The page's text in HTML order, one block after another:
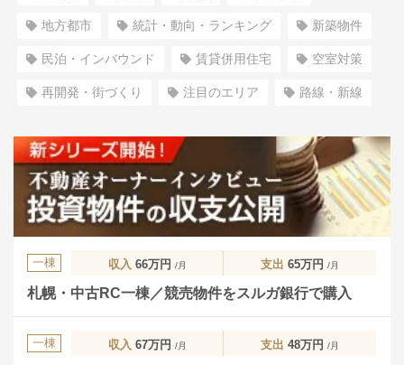
地方都市 統計・動向・ランキング 新築物件
民泊・インバウンド 賃貸併用住宅 空室対策
再開発・街づくり 注目のエリア 路線・新線
一棟 収入 66万円 /月 支出 65万円 /月
札幌・中古RC一棟／競売物件をスルガ銀行で購入
一棟 収入 67万円 /月 支出 48万円 /月